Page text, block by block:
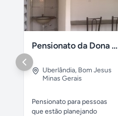
Pensionato da Dona Maria - Uberlândia/MG
Uberlândia, Bom Jesus
Minas Gerais
Pensionato para pessoas
que estão planejando